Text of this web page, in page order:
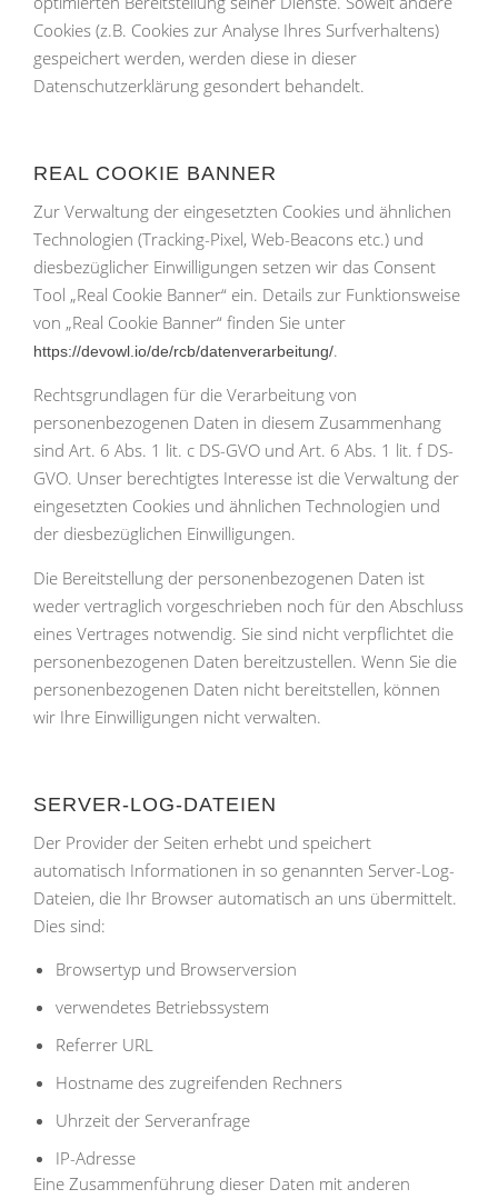
Cookies (z.B. Cookies zur Analyse Ihres Surfverhaltens)
gespeichert werden, werden diese in dieser
Datenschutzerklärung gesondert behandelt.
REAL COOKIE BANNER
Zur Verwaltung der eingesetzten Cookies und ähnlichen
Technologien (Tracking-Pixel, Web-Beacons etc.) und
diesbezüglicher Einwilligungen setzen wir das Consent
Tool „Real Cookie Banner“ ein. Details zur Funktionsweise
von „Real Cookie Banner“ finden Sie unter
https://devowl.io/de/rcb/datenverarbeitung/.
Rechtsgrundlagen für die Verarbeitung von
personenbezogenen Daten in diesem Zusammenhang
sind Art. 6 Abs. 1 lit. c DS-GVO und Art. 6 Abs. 1 lit. f DS-
GVO. Unser berechtigtes Interesse ist die Verwaltung der
eingesetzten Cookies und ähnlichen Technologien und
der diesbezüglichen Einwilligungen.
Die Bereitstellung der personenbezogenen Daten ist
weder vertraglich vorgeschrieben noch für den Abschluss
eines Vertrages notwendig. Sie sind nicht verpflichtet die
personenbezogenen Daten bereitzustellen. Wenn Sie die
personenbezogenen Daten nicht bereitstellen, können
wir Ihre Einwilligungen nicht verwalten.
SERVER-LOG-DATEIEN
Der Provider der Seiten erhebt und speichert
automatisch Informationen in so genannten Server-Log-
Dateien, die Ihr Browser automatisch an uns übermittelt.
Dies sind:
Browsertyp und Browserversion
verwendetes Betriebssystem
Referrer URL
Hostname des zugreifenden Rechners
Uhrzeit der Serveranfrage
IP-Adresse
Eine Zusammenführung dieser Daten mit anderen